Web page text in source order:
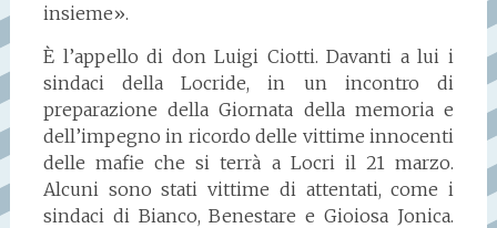
insieme».
È l’appello di don Luigi Ciotti. Davanti a lui i
sindaci della Locride, in un incontro di
preparazione della Giornata della memoria e
dell’impegno in ricordo delle vittime innocenti
delle mafie che si terrà a Locri il 21 marzo.
Alcuni sono stati vittime di attentati, come i
sindaci di Bianco, Benestare e Gioiosa Jonica.